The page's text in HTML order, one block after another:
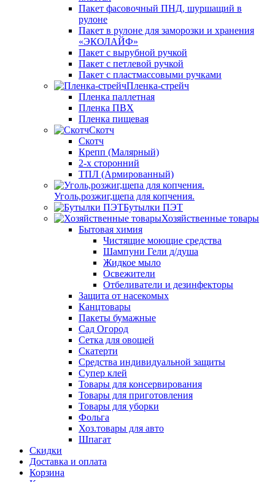
Пакет фасовочный ПНД, шуршащий в
рулоне
Пакет в рулоне для заморозки и хранения
«ЭКОЛАЙФ»
Пакет с вырубной ручкой
Пакет с петлевой ручкой
Пакет с пластмассовыми ручками
Пленка-стрейч
Пленка паллетная
Пленка ПВХ
Пленка пищевая
Скотч
Скотч
Крепп (Малярный)
2-х сторонний
ТПЛ (Армированный)
Уголь,розжиг,щепа для копчения.
Бутылки ПЭТ
Хозяйственные товары
Бытовая химия
Чистящие моющие средства
Шампуни Гели д/душа
Жидкое мыло
Освежители
Отбеливатели и дезинфекторы
Защита от насекомых
Канцтовары
Пакеты бумажные
Сад Огород
Сетка для овощей
Скатерти
Средства индивидуальной защиты
Супер клей
Товары для консервирования
Товары для приготовления
Товары для уборки
Фольга
Хоз.товары для авто
Шпагат
Скидки
Доставка и оплата
Корзина